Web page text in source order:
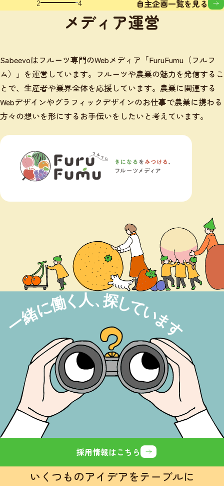
自主企画一覧を見る
メディア運営
Sabeevoはフルーツ専門のWebメディア「FuruFumu（フルフ
ム）」を運営しています。フルーツや農業の魅力を発信するこ
とで、生産者や業界全体を応援しています。農業に関連する
Webデザインやグラフィックデザインのお仕事で農業に携わる
方々の想いを形にするお手伝いをしたいと考えています。
採用情報はこちら
いくつものアイデアをテーブルに